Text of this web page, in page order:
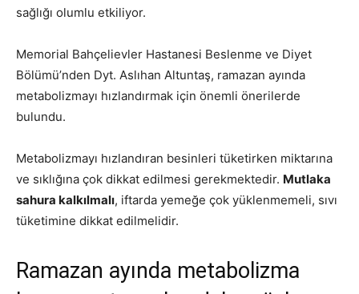
sağlığı olumlu etkiliyor.
Memorial Bahçelievler Hastanesi Beslenme ve Diyet
Bölümü’nden Dyt. Aslıhan Altuntaş, ramazan ayında
metabolizmayı hızlandırmak için önemli önerilerde
bulundu.
Metabolizmayı hızlandıran besinleri tüketirken miktarına
ve sıklığına çok dikkat edilmesi gerekmektedir. Mutlaka
sahura kalkılmalı, iftarda yemeğe çok yüklenmemeli, sıvı
tüketimine dikkat edilmelidir.
Ramazan ayında metabolizma